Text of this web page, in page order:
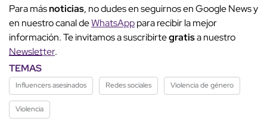
Para másnoticias, no dudes en seguirnos en Google News y
en nuestro canal deWhatsApppara recibir la mejor
información. Te invitamos a suscribirtegratisa nuestro
Newsletter.
TEMAS
Influencers asesinados Redes sociales Violencia de género
Violencia